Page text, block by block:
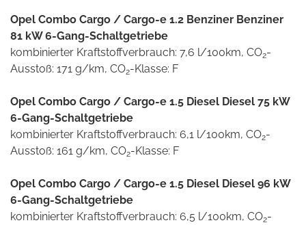
Opel Combo Cargo / Cargo-e 1.2 Benziner Benziner
81 kW 6-Gang-Schaltgetriebe
kombinierter Kraftstoffverbrauch: 7,6 l/100km, CO2-
Ausstoß: 171 g/km, CO2-Klasse: F
Opel Combo Cargo / Cargo-e 1.5 Diesel Diesel 75 kW
6-Gang-Schaltgetriebe
kombinierter Kraftstoffverbrauch: 6,1 l/100km, CO2-
Ausstoß: 161 g/km, CO2-Klasse: F
Opel Combo Cargo / Cargo-e 1.5 Diesel Diesel 96 kW
6-Gang-Schaltgetriebe
kombinierter Kraftstoffverbrauch: 6,5 l/100km, CO2-